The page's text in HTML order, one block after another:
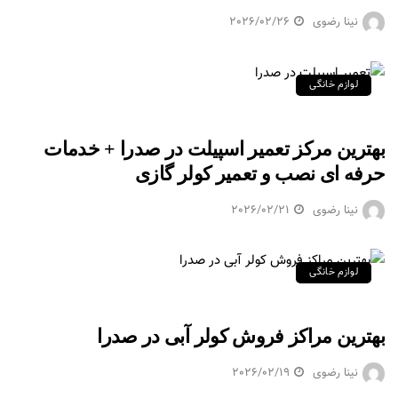
نینا رضوی 2026/02/26
لوازم خانگی
بهترین مرکز تعمیر اسپیلت در صدرا + خدمات
حرفه ای نصب و تعمیر کولر گازی
نینا رضوی 2026/02/21
لوازم خانگی
بهترین مراکز فروش کولر آبی در صدرا
نینا رضوی 2026/02/19